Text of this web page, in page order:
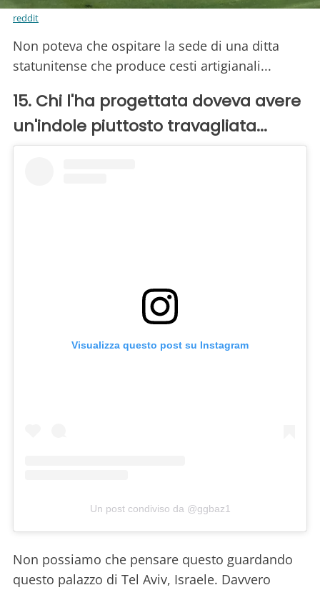
reddit
Non poteva che ospitare la sede di una ditta
statunitense che produce cesti artigianali...
15. Chi l'ha progettata doveva avere
un'indole piuttosto travagliata...
Visualizza questo post su Instagram
Un post condiviso da @ggbaz1
Non possiamo che pensare questo guardando
questo palazzo di Tel Aviv, Israele. Davvero